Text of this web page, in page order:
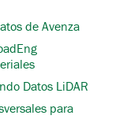
de Avenza
Datos LiDAR
para